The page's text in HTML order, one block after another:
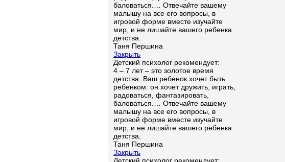
баловаться.… Отвечайте вашему
малышу на все его вопросы, в
игровой форме вместе изучайте
мир, и не лишайте вашего ребенка
детства.
Таня Першина
Закрыть
Детский психолог рекомендует:
4 – 7 лет – это золотое время
детства. Ваш ребенок хочет быть
ребенком: он хочет дружить, играть,
радоваться, фантазировать,
баловаться.… Отвечайте вашему
малышу на все его вопросы, в
игровой форме вместе изучайте
мир, и не лишайте вашего ребенка
детства.
Таня Першина
Закрыть